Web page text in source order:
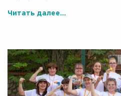
Читать далее...